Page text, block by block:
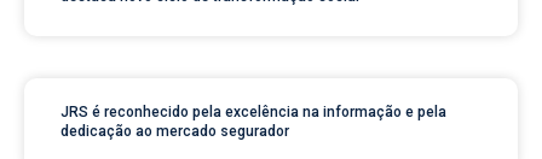
JRS é reconhecido pela excelência na informação e pela
dedicação ao mercado segurador